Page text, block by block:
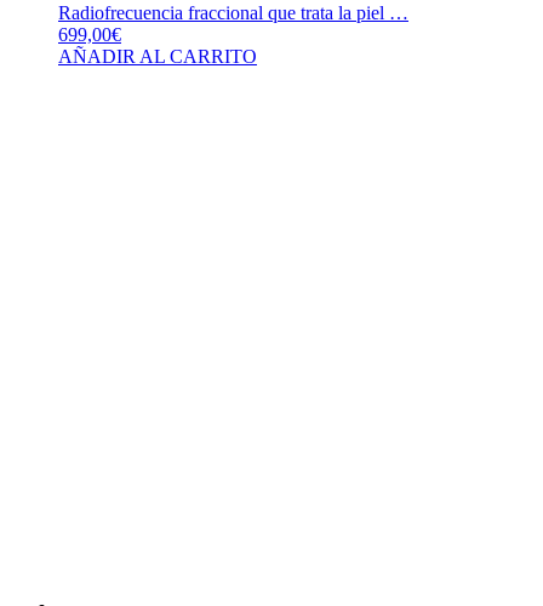
Radiofrecuencia fraccional que trata la piel …
699,00€
AÑADIR AL CARRITO